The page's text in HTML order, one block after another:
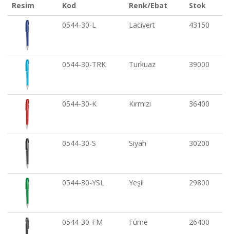
Resim Kod Renk/Ebat
Stok
0544-30-L
Lacivert 43150
0544-30-TRK Turkuaz 39000
0544-30-K Kırmızı 36400
0544-30-S Siyah 30200
0544-30-YSL Yeşil 29800
0544-30-FM Füme 26400